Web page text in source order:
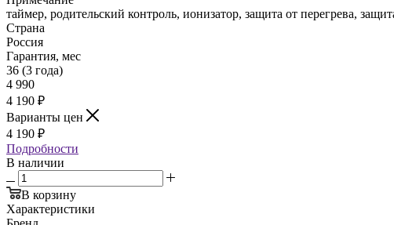
таймер, родительский контроль, ионизатор, защита от перегрева,
Страна
Россия
Гарантия, мес
36 (3 года)
4 990
4 190 ₽
Варианты цен
4 190 ₽
Подробности
В наличии
В корзину
Характеристики